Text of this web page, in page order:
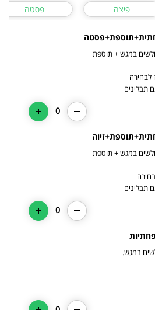
פיצה פסטה
במגש + תוספת
תבלינים
0
במגש + תוספת
תבלינים
0